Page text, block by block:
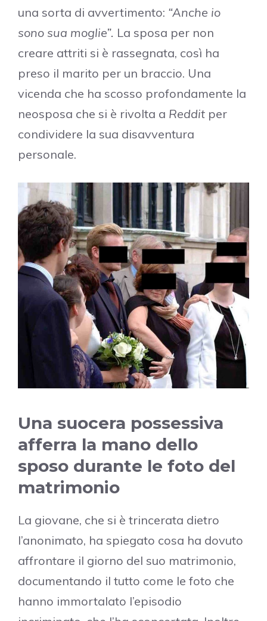
una sorta di avvertimento: “Anche io
sono sua moglie”. La sposa per non
creare attriti si è rassegnata, così ha
preso il marito per un braccio. Una
vicenda che ha scosso profondamente la
neosposa che si è rivolta a Reddit per
condividere la sua disavventura
personale.
Una suocera possessiva
afferra la mano dello
sposo durante le foto del
matrimonio
La giovane, che si è trincerata dietro
l’anonimato, ha spiegato cosa ha dovuto
affrontare il giorno del suo matrimonio,
documentando il tutto come le foto che
hanno immortalato l’episodio